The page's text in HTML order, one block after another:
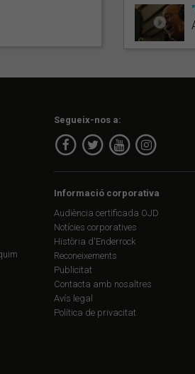
Segueix-nos a:
Informació corporativa
Audiència certificada OJD
Notícies corporatives
Història d'Enderrock
Reconeixements
Publicitat
Contacta amb nosaltres
Avís legal
Política de privacitat